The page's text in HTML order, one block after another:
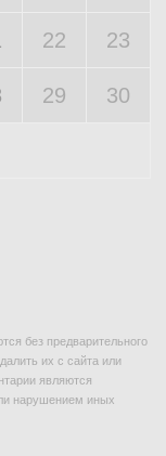
22 23
29 30
без предварительного
их с сайта или
являются
нарушением иных